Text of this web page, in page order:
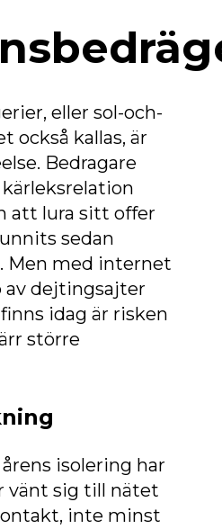
eller sol-och-
också kallas, är
Bedragare
att lura sitt offer
sedan
Men med internet
av dejtingsajter
idag är risken
större
isolering har
vänt sig till nätet
inte minst